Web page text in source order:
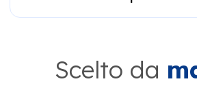
Scelto da